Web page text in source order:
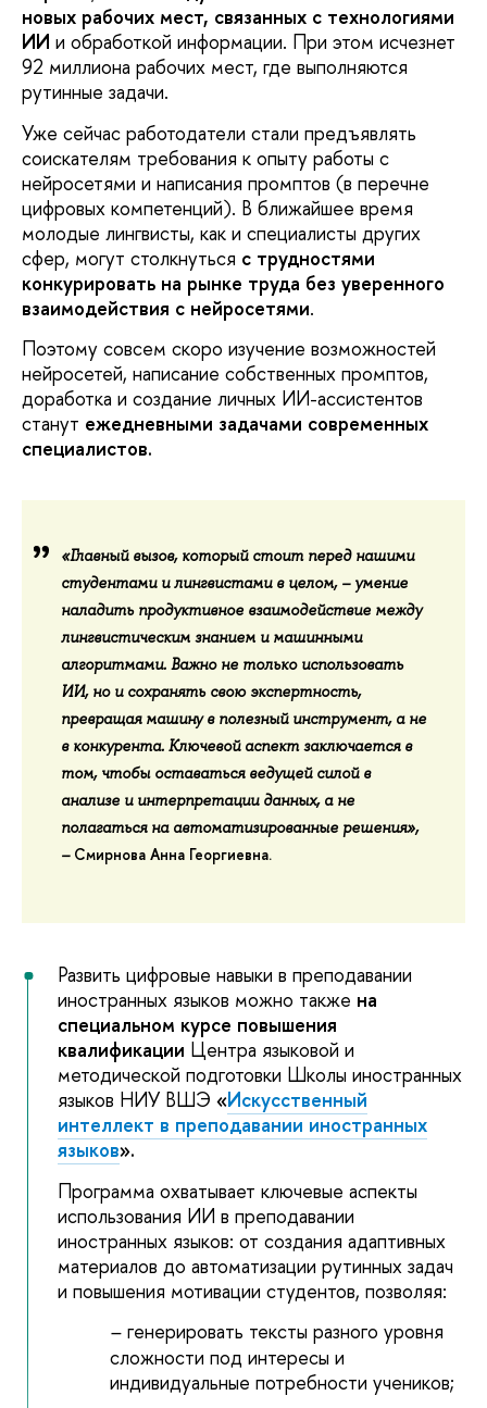
новых рабочих мест, связанных с технологиями
ИИ и обработкой информации. При этом исчезнет
92 миллиона рабочих мест, где выполняются
рутинные задачи.
Уже сейчас работодатели стали предъявлять
соискателям требования к опыту работы с
нейросетями и написания промптов (в перечне
цифровых компетенций). В ближайшее время
молодые лингвисты, как и специалисты других
сфер, могут столкнуться с трудностями
конкурировать на рынке труда без уверенного
взаимодействия с нейросетями.
Поэтому совсем скоро изучение возможностей
нейросетей, написание собственных промптов,
доработка и создание личных ИИ-ассистентов
станут ежедневными задачами современных
специалистов.
«Главный вызов, который стоит перед нашими
студентами и лингвистами в целом, – умение
наладить продуктивное взаимодействие между
лингвистическим знанием и машинными
алгоритмами. Важно не только использовать
ИИ, но и сохранять свою экспертность,
превращая машину в полезный инструмент, а не
в конкурента. Ключевой аспект заключается в
том, чтобы оставаться ведущей силой в
анализе и интерпретации данных, а не
полагаться на автоматизированные решения»,
– Смирнова Анна Георгиевна.
Развить цифровые навыки в преподавании
иностранных языков можно также на
специальном курсе повышения
квалификации Центра языковой и
методической подготовки Школы иностранных
языков НИУ ВШЭ«Искусственный
интеллект в преподавании иностранных
языков».
Программа охватывает ключевые аспекты
использования ИИ в преподавании
иностранных языков: от создания адаптивных
материалов до автоматизации рутинных задач
и повышения мотивации студентов, позволяя:
– генерировать тексты разного уровня
сложности под интересы и
индивидуальные потребности учеников;